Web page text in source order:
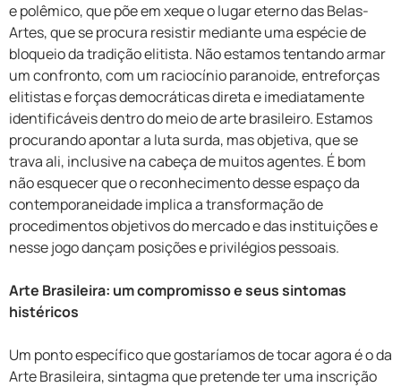
e polêmico, que põe em xeque o lugar eterno das Belas-
Artes, que se procura resistir mediante uma espécie de
bloqueio da tradição elitista. Não estamos tentando armar
um confronto, com um raciocínio paranoide, entreforças
elitistas e forças democráticas direta e imediatamente
identificáveis dentro do meio de arte brasileiro. Estamos
procurando apontar a luta surda, mas objetiva, que se
trava ali, inclusive na cabeça de muitos agentes. É bom
não esquecer que o reconhecimento desse espaço da
contemporaneidade implica a transformação de
procedimentos objetivos do mercado e das instituições e
nesse jogo dançam posições e privilégios pessoais.
Arte Brasileira: um compromisso e seus sintomas
histéricos
Um ponto específico que gostaríamos de tocar agora é o da
Arte Brasileira, sintagma que pretende ter uma inscrição